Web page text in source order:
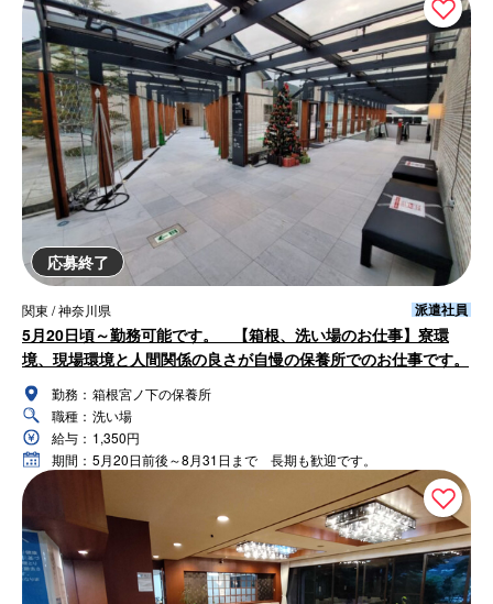
応募終了
関東 / 神奈川県 派遣社員
5月20日頃～勤務可能です。 【箱根、洗い場のお仕事】寮環
境、現場環境と人間関係の良さが自慢の保養所でのお仕事です。
勤務： 箱根宮ノ下の保養所
職種： 洗い場
給与： 1,350円
期間： 5月20日前後～8月31日まで 長期も歓迎です。